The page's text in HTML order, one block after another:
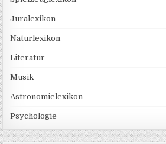
Juralexikon
Naturlexikon
Literatur
Musik
Astronomielexikon
Psychologie